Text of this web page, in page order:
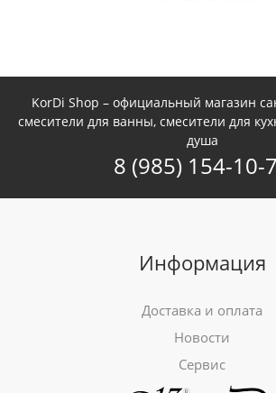
KorDi Shop – официальный магазин
смесители для ванны, смесители для
душа
8 (985) 154-10-
Информация
Доставка и оплата
Новости
Сервис